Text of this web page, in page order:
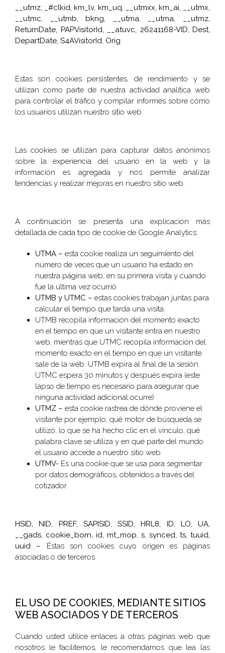
__utmz, _#clkid, km_lv, km_uq, __utmxx, km_ai, __utmx,
__utmc, __utmb, bkng, __utma, __utma, __utmz,
ReturnDate, PAPVisitorId, __atuvc, 26241168-VID, Dest,
DepartDate, S4AVisitorId, Orig
Estas son cookies persistentes, de rendimiento y se
utilizan como parte de nuestra actividad analítica web
para controlar el tráfico y compilar informes sobre cómo
los usuarios utilizan nuestro sitio web.
Las cookies se utilizan para capturar datos anónimos
sobre la experiencia del usuario en la web y la
información es agregada y nos permite analizar
tendencias y realizar mejoras en nuestro sitio web.
A continuación se presenta una explicación más
detallada de cada tipo de cookie de Google Analytics:
UTMA – esta cookie realiza un seguimiento del
número de veces que un usuario ha estado en
nuestra página web, en su primera visita y cuando
fue la última vez ocurrió.
UTMB y UTMC – estas cookies trabajan juntas para
calcular el tiempo que tarda una visita.
UTMB recopila información del momento exacto
en el tiempo en que un visitante entra en nuestro
web, mientras que UTMC recopila información del
momento exacto en el tiempo en que un visitante
sale de la web. UTMB expira al final de la sesión.
UTMC espera 30 minutos y después expira (este
lapso de tiempo es necesario para asegurar que
ninguna actividad adicional ocurre)
UTMZ – esta cookie rastrea de dónde proviene el
visitante por ejemplo, qué motor de búsqueda se
utilizó, lo que se ha hecho clic en el vínculo, qué
palabra clave se utiliza y en qué parte del mundo
el usuario accede a nuestro sitio web.
UTMV- Es una cookie que se usa para segmentar
por datos demográficos, obtenidos a través del
cotizador.
HSID, NID, PREF, SAPISID, SSID, HRL8, ID, LO, UA,
__gads, cookie_born, id, mt_mop, s, synced, ts, tuuid,
uuid – Éstas son cookies cuyo origen es páginas
asociadas o de terceros
EL USO DE COOKIES, MEDIANTE SITIOS
WEB ASOCIADOS Y DE TERCEROS
Cuando usted utilice enlaces a otras páginas web que
nosotros le facilitemos, le recomendamos que lea las